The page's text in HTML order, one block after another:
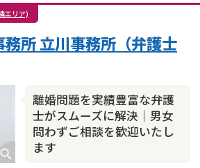
DV
モラハラ
国際離婚
内縁の夫婦 熟年離婚
エリア)
離婚問題を実績豊富な弁護
士がスムーズに解決｜男女
問わずご相談を歓迎いたし
ます
所 立川事務所（弁護士